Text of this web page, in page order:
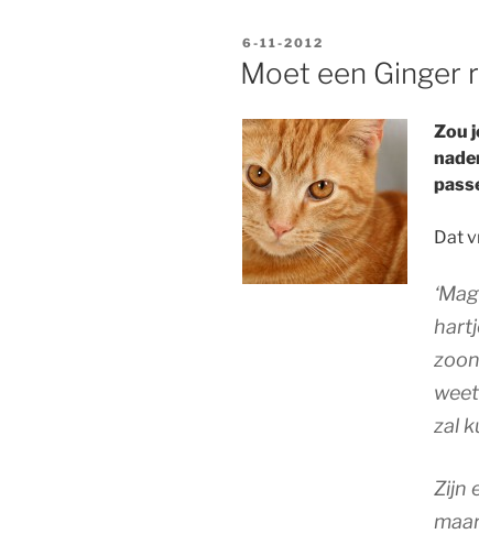
GEPLAATST
OP
6-11-2012
Moet een Ginger
Zou
Dat
zal
Zijn